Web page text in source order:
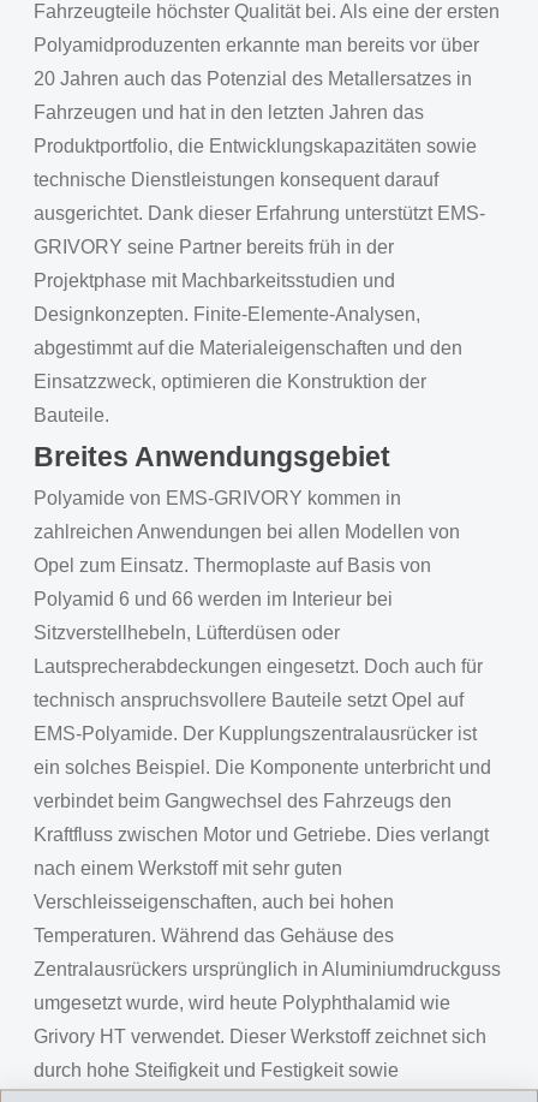
Fahrzeugteile höchster Qualität bei. Als eine der ersten
Polyamidproduzenten erkannte man bereits vor über
20 Jahren auch das Potenzial des Metallersatzes in
Fahrzeugen und hat in den letzten Jahren das
Produktportfolio, die Entwicklungskapazitäten sowie
technische Dienstleistungen konsequent darauf
ausgerichtet. Dank dieser Erfahrung unterstützt EMS-
GRIVORY seine Partner bereits früh in der
Projektphase mit Machbarkeitsstudien und
Designkonzepten. Finite-Elemente-Analysen,
abgestimmt auf die Materialeigenschaften und den
Einsatzzweck, optimieren die Konstruktion der
Bauteile.
Breites Anwendungsgebiet
Polyamide von EMS-GRIVORY kommen in
zahlreichen Anwendungen bei allen Modellen von
Opel zum Einsatz. Thermoplaste auf Basis von
Polyamid 6 und 66 werden im Interieur bei
Sitzverstellhebeln, Lüfterdüsen oder
Lautsprecherabdeckungen eingesetzt. Doch auch für
technisch anspruchsvollere Bauteile setzt Opel auf
EMS-Polyamide. Der Kupplungszentralausrücker ist
ein solches Beispiel. Die Komponente unterbricht und
verbindet beim Gangwechsel des Fahrzeugs den
Kraftfluss zwischen Motor und Getriebe. Dies verlangt
nach einem Werkstoff mit sehr guten
Verschleisseigenschaften, auch bei hohen
Temperaturen. Während das Gehäuse des
Zentralausrückers ursprünglich in Aluminiumdruckguss
umgesetzt wurde, wird heute Polyphthalamid wie
Grivory HT verwendet. Dieser Werkstoff zeichnet sich
durch hohe Steifigkeit und Festigkeit sowie